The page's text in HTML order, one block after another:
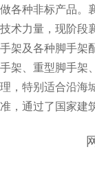
做各种非标产品。
技术力量，现阶段
手架及各种脚手架
手架、重型脚手架
理，特别适合沿海
准，通过了国家建